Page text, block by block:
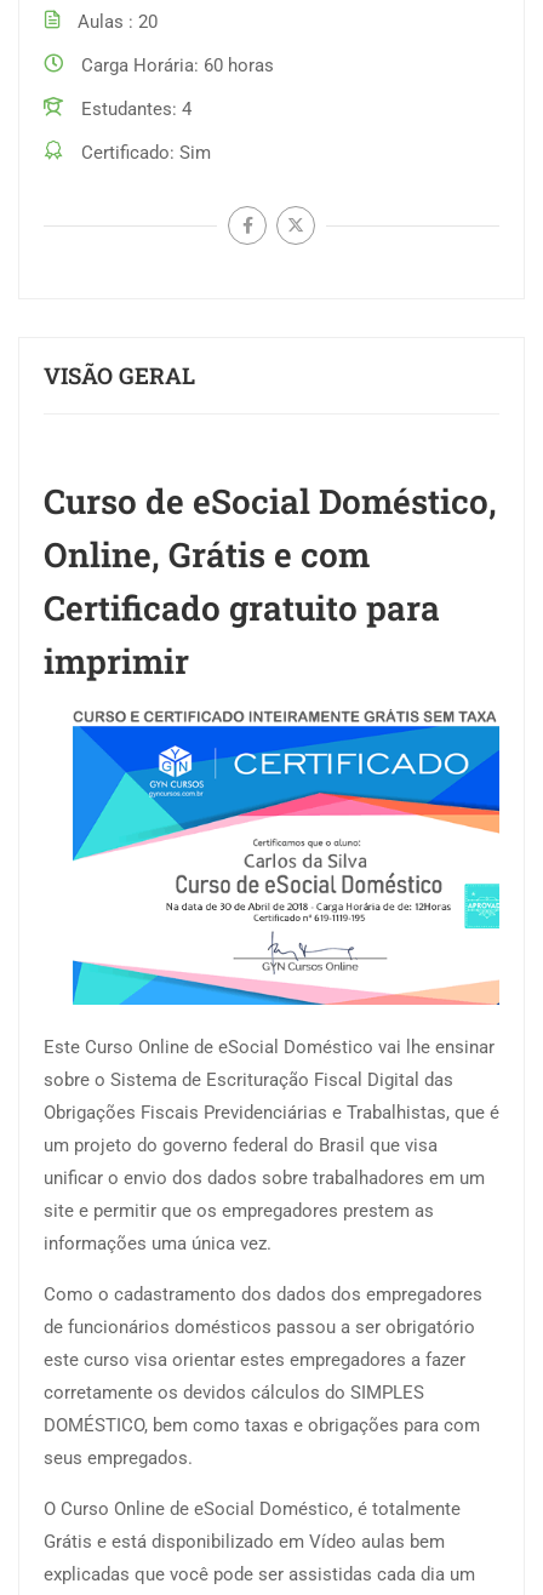
VISÃO GERAL
Curso de eSocial Doméstico,
Online, Grátis e com
Certificado gratuito para
imprimir
Este Curso Online de eSocial Doméstico vai lhe ensinar
sobre o Sistema de Escrituração Fiscal Digital das
Obrigações Fiscais Previdenciárias e Trabalhistas, que é
um projeto do governo federal do Brasil que visa
unificar o envio dos dados sobre trabalhadores em um
site e permitir que os empregadores prestem as
informações uma única vez.
Como o cadastramento dos dados dos empregadores
de funcionários domésticos passou a ser obrigatório
este curso visa orientar estes empregadores a fazer
corretamente os devidos cálculos do SIMPLES
DOMÉSTICO, bem como taxas e obrigações para com
seus empregados.
O Curso Online de eSocial Doméstico, é totalmente
Grátis e está disponibilizado em Vídeo aulas bem
explicadas que você pode ser assistidas cada dia um
Aulas
20
Carga Horária 60 horas
Estudantes 4
Certificado Sim